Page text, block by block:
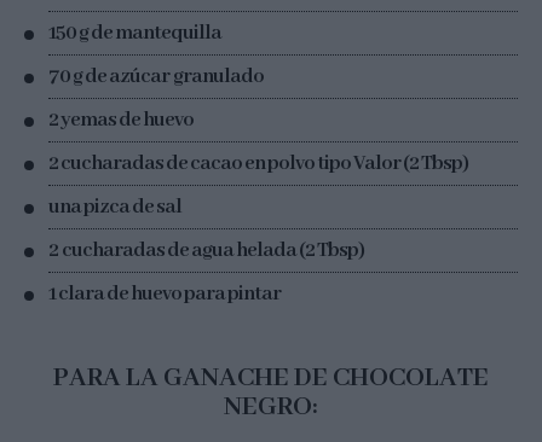
150 g de mantequilla
70 g de azúcar granulado
2 yemas de huevo
2 cucharadas de cacao en polvo tipo Valor (2 Tbsp)
una pizca de sal
2 cucharadas de agua helada (2 Tbsp)
1 clara de huevo para pintar
PARA LA GANACHE DE CHOCOLATE
NEGRO: